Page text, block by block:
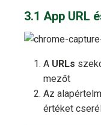
3.1 App URL
A URLs
mezőt
Az
értéket